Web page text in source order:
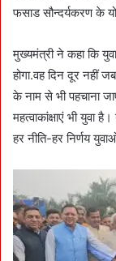
फसाड सौन्दर्यकरण के
मुख्यमंत्री ने कहा कि
होगा.वह दिन दूर नहीं
के नाम से भी पहचाना
महत्वाकांक्षाएं भी युवा
हर नीति-हर निर्णय